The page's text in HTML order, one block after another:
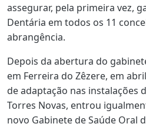
assegurar, pela primeira vez,
Dentária em todos os 11
abrangência.
Depois da abertura do
em Ferreira do Zêzere, em
de adaptação nas instalações
Torres Novas, entrou
novo Gabinete de Saúde Oral